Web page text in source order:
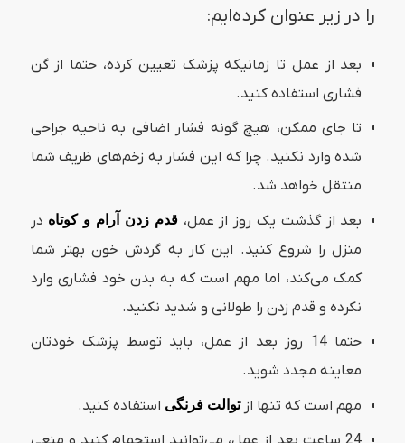
را در زیر عنوان کرده‌ایم:
بعد از عمل تا زمانیکه پزشک تعیین کرده، حتما از گن
فشاری استفاده کنید.
تا جای ممکن، هیچ گونه فشار اضافی به ناحیه جراحی
شده وارد نکنید. چرا که این فشار به زخم‌های ظریف شما
منتقل خواهد شد.
بعد از گذشت یک روز از عمل،قدم زدن آرام و کوتاه در
منزل را شروع کنید. این کار به گردش خون بهتر شما
کمک می‌کند، اما مهم است که به بدن خود فشاری وارد
نکرده و قدم زدن را طولانی و شدید نکنید.
حتما 14 روز بعد از عمل، باید توسط پزشک خودتان
معاینه مجدد شوید.
مهم است که تنها ازتوالت فرنگی استفاده کنید.